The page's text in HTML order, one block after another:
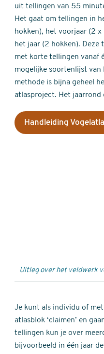
uit tellingen van 55
Het gaat om tellingen in
hokken), het voorjaar (2 x
het jaar (2 hokken). Deze
met korte tellingen vanaf
mogelijke soortenlijst van
methode is bijna geheel
atlasproject. Het jaarrond
Handleiding
Uitleg over het veldwerk
Je kunt als individu of
atlasblok ‘claimen’ en
tellingen kun je over
bijvoorbeeld in één jaar